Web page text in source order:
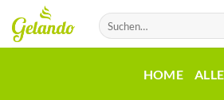
Inhalt
springen
Suchen
nach:
HOME